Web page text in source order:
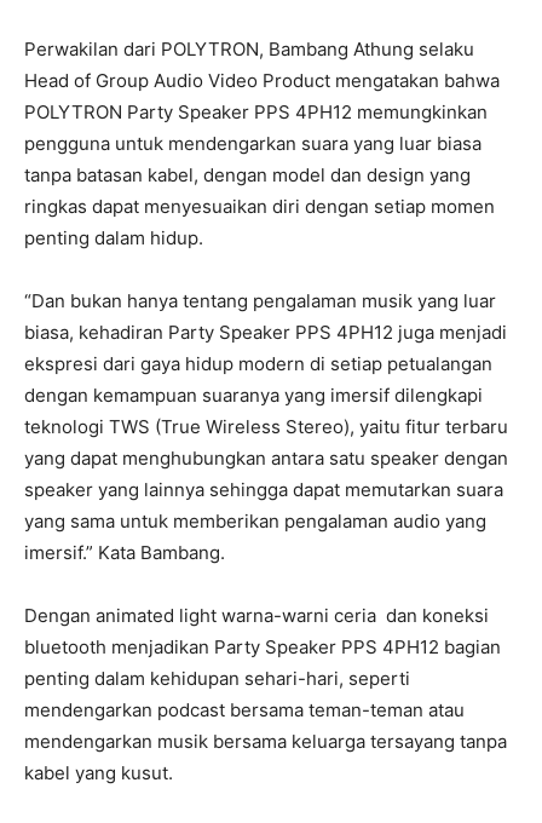
Perwakilan dari POLYTRON, Bambang Athung selaku
Head of Group Audio Video Product mengatakan bahwa
POLYTRON Party Speaker PPS 4PH12 memungkinkan
pengguna untuk mendengarkan suara yang luar biasa
tanpa batasan kabel, dengan model dan design yang
ringkas dapat menyesuaikan diri dengan setiap momen
penting dalam hidup.
“Dan bukan hanya tentang pengalaman musik yang luar
biasa, kehadiran Party Speaker PPS 4PH12 juga menjadi
ekspresi dari gaya hidup modern di setiap petualangan
dengan kemampuan suaranya yang imersif dilengkapi
teknologi TWS (True Wireless Stereo), yaitu fitur terbaru
yang dapat menghubungkan antara satu speaker dengan
speaker yang lainnya sehingga dapat memutarkan suara
yang sama untuk memberikan pengalaman audio yang
imersif.” Kata Bambang.
Dengan animated light warna-warni ceria dan koneksi
bluetooth menjadikan Party Speaker PPS 4PH12 bagian
penting dalam kehidupan sehari-hari, seperti
mendengarkan podcast bersama teman-teman atau
mendengarkan musik bersama keluarga tersayang tanpa
kabel yang kusut.